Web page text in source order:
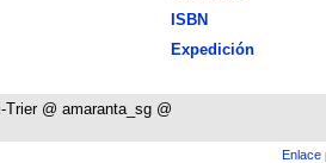
ISBN
Expedición
Trier @ amaranta_sg @
Enlace